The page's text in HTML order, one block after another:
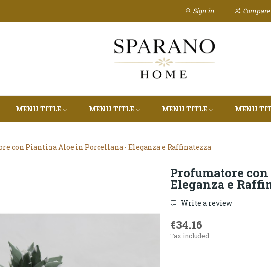
Sign in Compare
MENU TITLE MENU TITLE MENU TITLE MENU
con Piantina Aloe in Porcellana - Eleganza e Raffinatezza
Profumatore
Eleganza e
Write a review
€34.16
Tax included